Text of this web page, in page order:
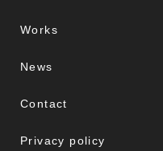
Works
News
Contact
Privacy policy